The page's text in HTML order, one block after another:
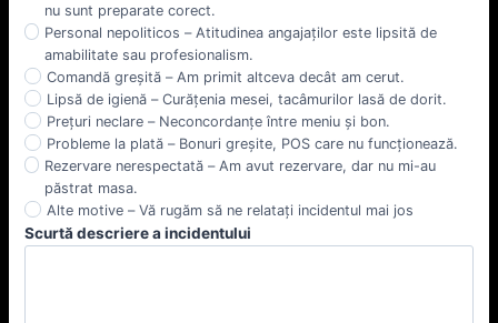
nu sunt preparate corect.
Personal nepoliticos – Atitudinea angajaților este lipsită de
amabilitate sau profesionalism.
Comandă greșită – Am primit altceva decât am cerut.
Lipsă de igienă – Curățenia mesei, tacâmurilor lasă de dorit.
Prețuri neclare – Neconcordanțe între meniu și bon.
Probleme la plată – Bonuri greșite, POS care nu funcționează.
Rezervare nerespectată – Am avut rezervare, dar nu mi-au
păstrat masa.
Alte motive – Vă rugăm să ne relatați incidentul mai jos
Scurtă descriere a incidentului